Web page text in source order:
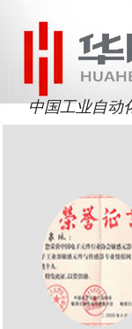
中国工业自动